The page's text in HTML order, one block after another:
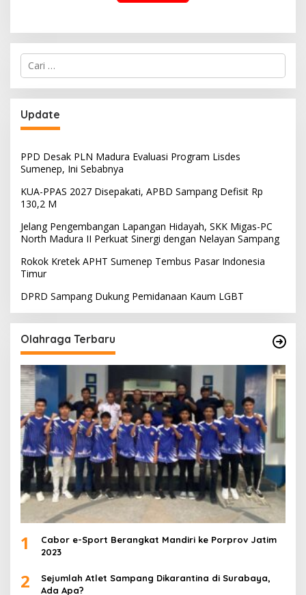
Cari
untuk:
Update
PPD Desak PLN Madura Evaluasi Program Lisdes
Sumenep, Ini Sebabnya
KUA-PPAS 2027 Disepakati, APBD Sampang Defisit Rp
130,2 M
Jelang Pengembangan Lapangan Hidayah, SKK Migas-PC
North Madura II Perkuat Sinergi dengan Nelayan Sampang
Rokok Kretek APHT Sumenep Tembus Pasar Indonesia
Timur
DPRD Sampang Dukung Pemidanaan Kaum LGBT
Olahraga Terbaru
1
Cabor e-Sport Berangkat Mandiri ke Porprov Jatim
2023
2
Sejumlah Atlet Sampang Dikarantina di Surabaya,
Ada Apa?